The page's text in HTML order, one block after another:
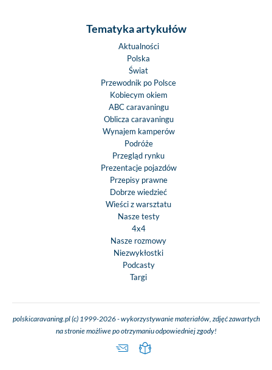
Tematyka artykułów
Aktualności
Polska
Świat
Przewodnik po Polsce
Kobiecym okiem
ABC caravaningu
Oblicza caravaningu
Wynajem kamperów
Podróże
Przegląd rynku
Prezentacje pojazdów
Przepisy prawne
Dobrze wiedzieć
Wieści z warsztatu
Nasze testy
4x4
Nasze rozmowy
Niezwykłostki
Podcasty
Targi
polskicaravaning.pl (c) 1999-2026 - wykorzystywanie materiałów, zdjęć zawartych
na stronie możliwe po otrzymaniu odpowiedniej zgody!